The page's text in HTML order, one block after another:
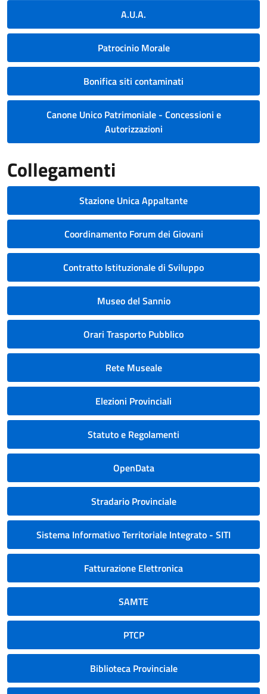
A.U.A.
Patrocinio Morale
Bonifica siti contaminati
Canone Unico Patrimoniale - Concessioni e
Autorizzazioni
Collegamenti
Stazione Unica Appaltante
Coordinamento Forum dei Giovani
Contratto Istituzionale di Sviluppo
Museo del Sannio
Orari Trasporto Pubblico
Rete Museale
Elezioni Provinciali
Statuto e Regolamenti
OpenData
Stradario Provinciale
Sistema Informativo Territoriale Integrato - SITI
Fatturazione Elettronica
SAMTE
PTCP
Biblioteca Provinciale